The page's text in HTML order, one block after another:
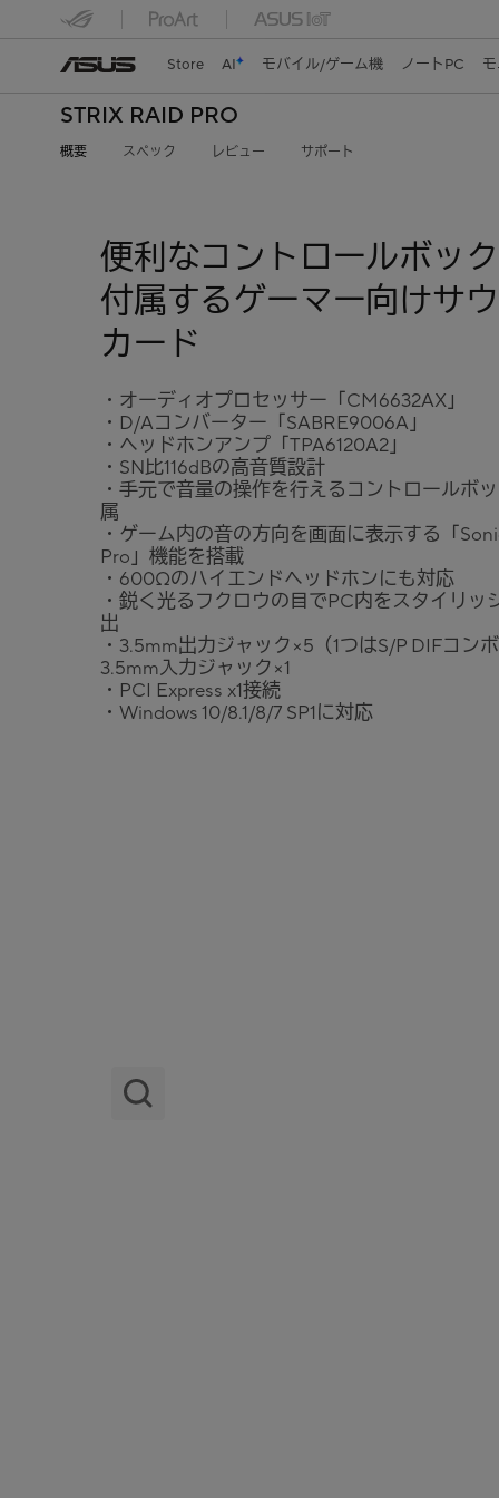
Store AI モバイル/ゲーム機 ノートPC
STRIX RAID PRO
概要 スペック レビュー サポート
便利なコントロールボッ
付属するゲーマー向けサ
カード
・オーディオプロセッサー「CM6632AX」
・D/Aコンバーター「SABRE9006A」
・ヘッドホンアンプ「TPA6120A2」
・SN比116dBの高音質設計
・手元で音量の操作を行えるコントロールボ
属
・ゲーム内の音の方向を画面に表示する「
Pro」機能を搭載
・600Ωのハイエンドヘッドホンにも対応
・鋭く光るフクロウの目でPC内をスタイリッ
出
・3.5mm出力ジャック×5（1つはS/P DIFコン
3.5mm入力ジャック×1
・PCI Express x1接続
・Windows 10/8.1/8/7 SP1に対応